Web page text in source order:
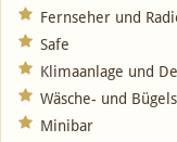
Fernseher und
Safe
Klimaanlage und
Wäsche- und
Minibar